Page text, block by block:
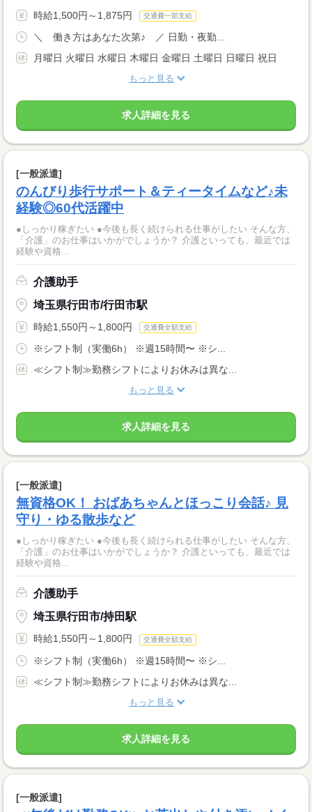
時給1,500円～1,875円 交通費一部支給
＼ 働き方はあなた次第♪ ／ 日勤・夜勤...
月曜日 火曜日 水曜日 木曜日 金曜日 土曜日 日曜日 祝日
もっと見る
求人詳細を見る
[一般派遣]
のんびり歩行サポート＆ティータイムなど♪未
経験◎60代活躍中
●しっかり稼ぎたい ●今後も長く続けられる仕事がしたい そんな方、
「介護」のお仕事はいかがでしょうか？ 介護といっても、最近では
経験や資格...
介護助手
埼玉県行田市/行田市駅
時給1,550円～1,800円 交通費全額支給
※シフト制（実働6h） ※週15時間〜 ※シ...
≪シフト制≫勤務シフトによりお休みは異な...
もっと見る
求人詳細を見る
[一般派遣]
無資格OK！ おばあちゃんとほっこり会話♪ 見
守り・ゆる散歩など
●しっかり稼ぎたい ●今後も長く続けられる仕事がしたい そんな方、
「介護」のお仕事はいかがでしょうか？ 介護といっても、最近では
経験や資格...
介護助手
埼玉県行田市/持田駅
時給1,550円～1,800円 交通費全額支給
※シフト制（実働6h） ※週15時間〜 ※シ...
≪シフト制≫勤務シフトによりお休みは異な...
もっと見る
求人詳細を見る
[一般派遣]